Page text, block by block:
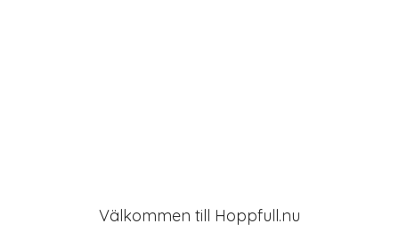
Välkommen till Hoppfull.nu